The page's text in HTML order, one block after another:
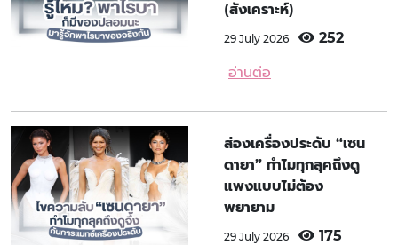
(สังเคราะห์)
29 July 2026 252
อ่านต่อ
ส่องเครื่องประดับ “เซน
ดายา” ทำไมทุกลุคถึงดู
แพงแบบไม่ต้อง
พยายาม
29 July 2026 175